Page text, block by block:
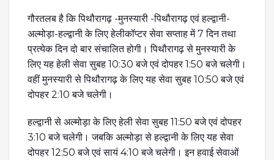
गौरतलब है कि पिथौरागढ़ -मुनस्यारी -पिथौरागढ़ एवं हल्द्वानी-
अल्मोड़ा-हल्द्वानी के लिए हेलीकॉप्टर सेवा सप्ताह में 7 दिन तथा
प्रत्येक दिन दो बार संचालित होगी। पिथौरागढ़ से मुनस्यारी के
लिए यह हेली सेवा सुबह 10:30 बजे एवं दोपहर 1:50 बजे चलेगी।
वहीं मुनस्यारी से पिथौरागढ़ के लिए यह सेवा सुबह 10:50 बजे एवं
दोपहर 2:10 बजे चलेगी।
हल्द्वानी से अल्मोड़ा के लिए हेली सेवा सुबह 11:50 बजे एवं दोपहर
3:10 बजे चलेगी। जबकि अल्मोड़ा से हल्द्वानी के लिए यह सेवा
दोपहर 12:50 बजे एवं सायं 4:10 बजे चलेगी। इन हवाई सेवाओं